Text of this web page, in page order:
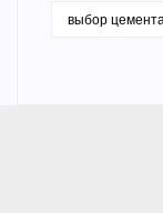
выбор